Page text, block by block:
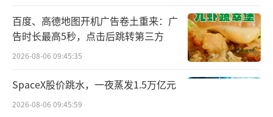
奔赴自然在招股书中坦言，为提升品牌知
名度，与名人合作策略能引起销量的持续增
长。除了合作知名演员明星，奔赴自然还大量
023—2025年，其销售及分销开支从2.77亿元一
路增长至10.59亿元。根据公开数据，截至2025
百度、高德地图开机广告卷土重来：广
告时长最高5秒，点击后跳转第三方
2026-08-06 09:45:35
SpaceX股价跳水，一夜蒸发1.5万亿元
2026-08-06 09:45:59